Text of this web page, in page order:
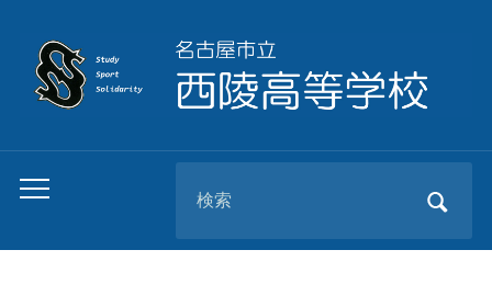
Toggle
menu
for: